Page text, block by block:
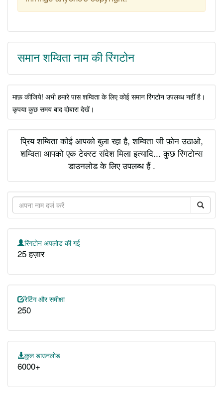
समान शम्विता नाम की रिंगटोन
माफ़ कीजिये! अभी हमारे पास शम्विता के लिए कोई समान रिंगटोन उपलब्ध नहीं है।
कृपया कुछ समय बाद दोबारा देखें।
प्रिय शम्विता कोई आपको बुला रहा है, शम्विता जी फ़ोन उठाओ,
शम्विता आपको एक टेक्स्ट संदेश मिला इत्यादि... कुछ रिंगटोन्स
डाउनलोड के लिए उपलब्ध हैं .
रिंगटोन अपलोड की गई
25 हज़ार
रेटिंग और समीक्षा
250
कुल डाउनलोड
6000+